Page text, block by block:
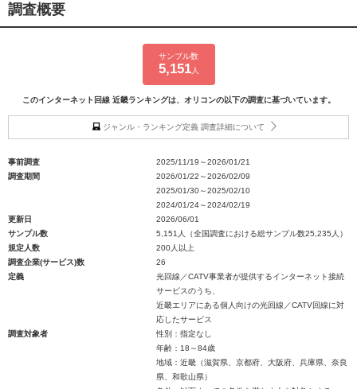
調査概要
サンプル数
5,151人
このインターネット回線 近畿ランキングは、オリコンの以下の調査に基づいています。
ジャンル・ランキング定義 調査詳細について
事前調査
2025/11/19～2026/01/21
調査期間
2026/01/22～2026/02/09
2025/01/30～2025/02/10
2024/01/24～2024/02/19
更新日
2026/06/01
サンプル数
5,151人（全国調査における総サンプル数25,235人）
規定人数
200人以上
調査企業(サービス)数
26
定義
光回線／CATV事業者が提供するインターネット接続
サービスのうち、
近畿エリアにある個人向けの光回線／CATV回線に対
応したサービス
調査対象者
性別：指定なし
年齢：18～84歳
地域：近畿（滋賀県、京都府、大阪府、兵庫県、奈良
県、和歌山県）